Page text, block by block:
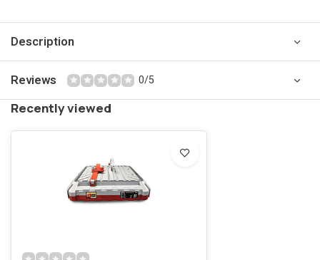
Description
Reviews 0/5
Recently viewed